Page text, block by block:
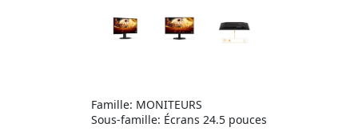
Famille: MONITEURS
Sous-famille: Écrans 24.5 pouces